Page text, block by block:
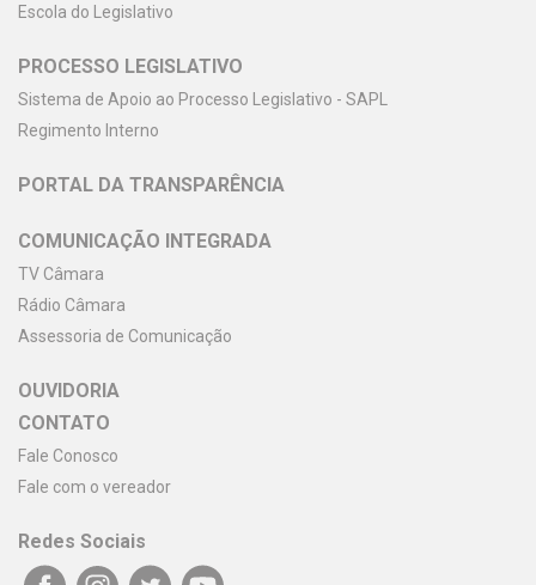
Escola do Legislativo
PROCESSO LEGISLATIVO
Sistema de Apoio ao Processo Legislativo - SAPL
Regimento Interno
PORTAL DA TRANSPARÊNCIA
COMUNICAÇÃO INTEGRADA
TV Câmara
Rádio Câmara
Assessoria de Comunicação
OUVIDORIA
CONTATO
Fale Conosco
Fale com o vereador
Redes Sociais